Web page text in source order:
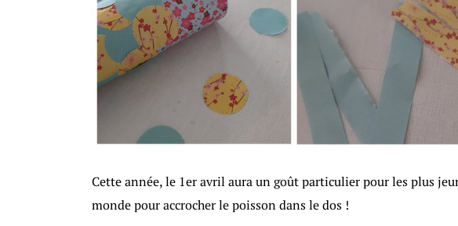
Cette année, le 1er avril aura un goût particulier pour les plus
monde pour accrocher le poisson dans le dos !